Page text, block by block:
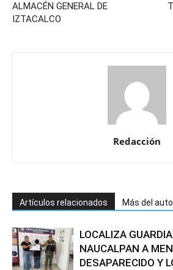
ALMACÉN GENERAL DE
IZTACALCO
Redacción
Artículos relacionados Más del
LOCALIZA
NAUCALPAN A
DESAPARECIDO Y